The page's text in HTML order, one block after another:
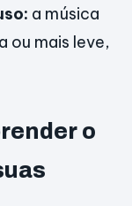
a música
ou mais leve,
o